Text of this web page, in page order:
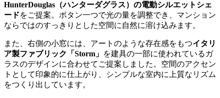
HunterDouglas（ハンターダグラス）の電動シルエットシェ
ードをご提案。ボタン一つで光の量を調整でき、マンション
ならではのすっきりとした空間に自然に溶け込みます。
また、右側の小窓には、アートのような存在感をもつイタリ
ア製ファブリック「Storm」 を建具の一部に使われているガ
ラスのデザインに合わせてご提案しました。空間のアクセン
トとして印象的に仕上がり、シンプルな室内に上質なリズム
をつくり出しています。